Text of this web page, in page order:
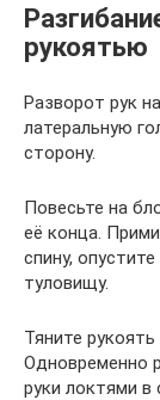
рукоятью
Разворот рук
латеральную
сторону.
Повесьте на
её конца.
спину,
туловищу.
Тяните
Одновременно
руки локтями в